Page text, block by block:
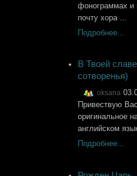
фонограммах и
почту хора ...
Подробнее...
В Твоей
сотворенья)
oksana
Привествую
оригинальное
английском
Подробнее...